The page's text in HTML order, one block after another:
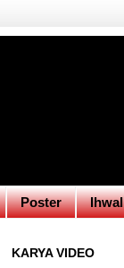
Poster Ihwal
KARYA VIDEO